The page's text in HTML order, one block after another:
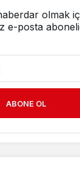
olmak
e-posta
ABONE OL